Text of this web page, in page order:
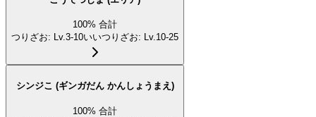
100% 合計
つりざお: Lv.3-10いいつりざお: Lv.10-25
シンジこ (ギンガだん かんしょうまえ)
100% 合計